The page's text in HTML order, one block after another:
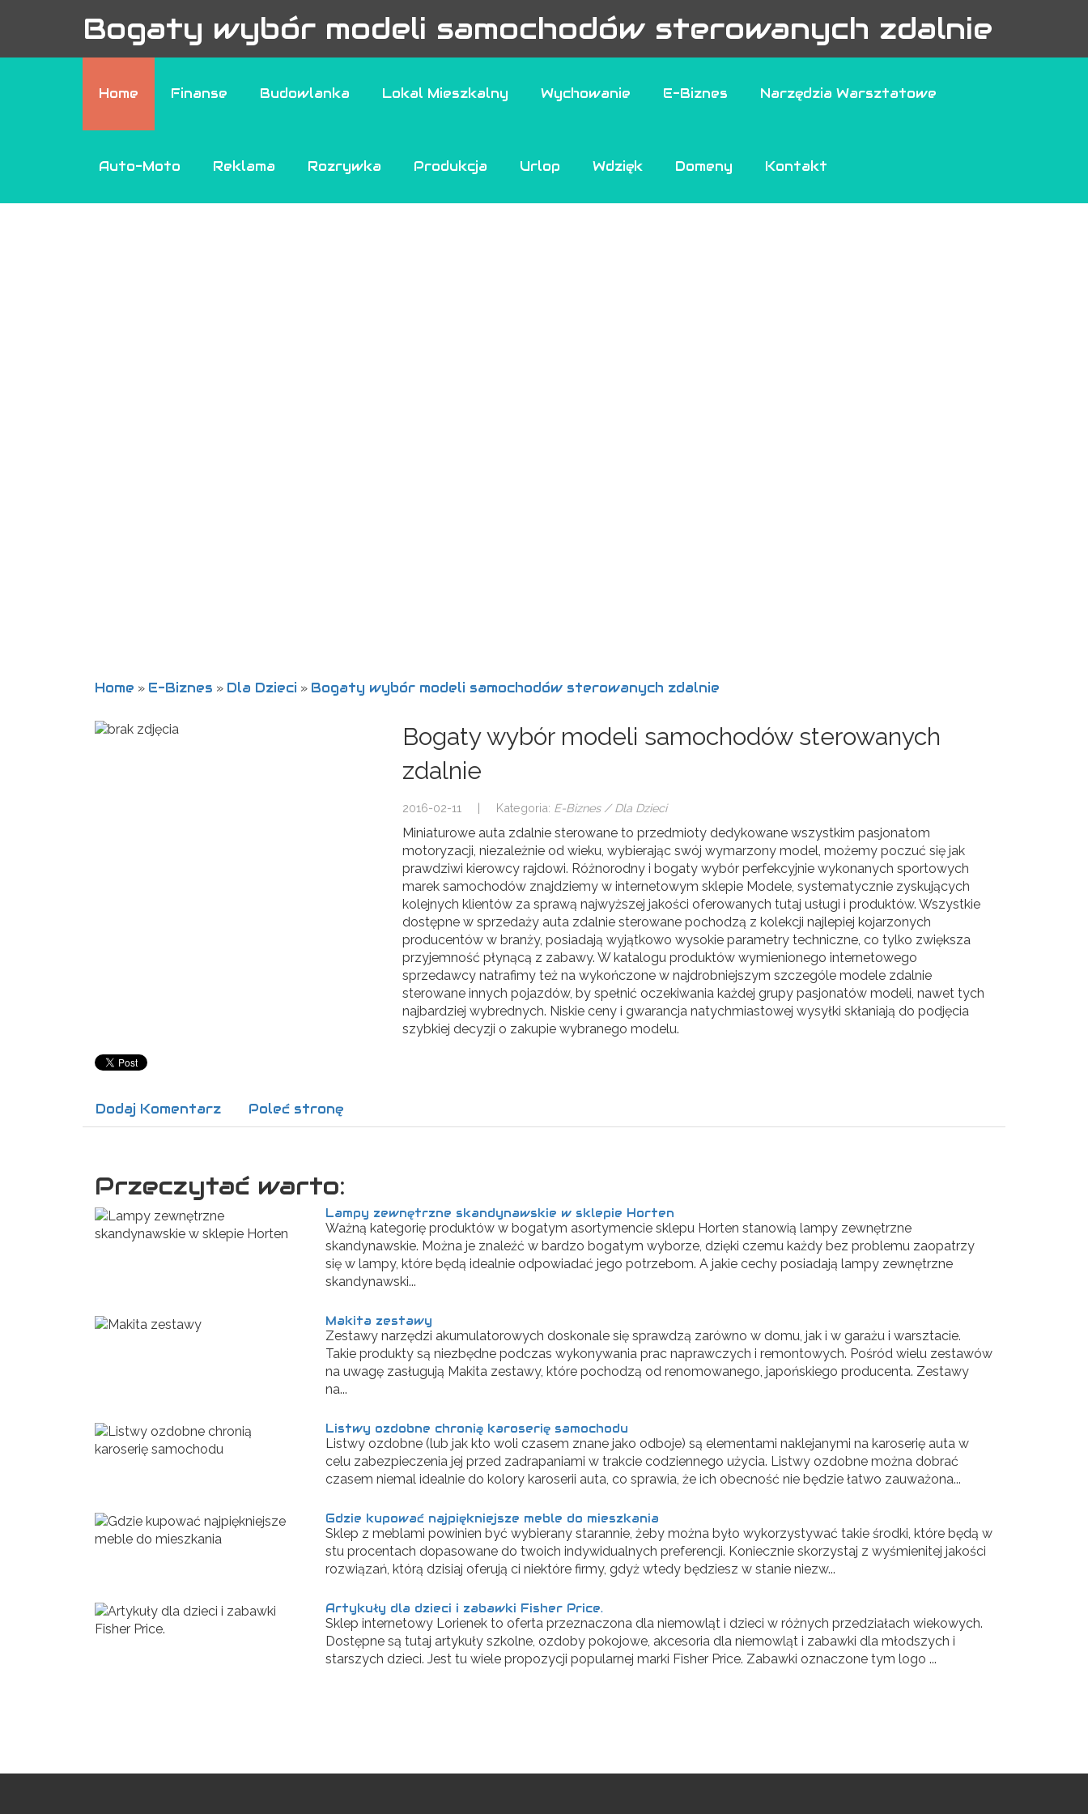
Bogaty wybór modeli samochodów sterowanych zdalnie
Home Finanse Budowlanka Lokal Mieszkalny Wychowanie E-Biznes Narzędzia Warsztatowe
Auto-Moto Reklama Rozrywka Produkcja Urlop Wdzięk Domeny Kontakt
Home » E-Biznes » Dla Dzieci » Bogaty wybór modeli samochodów sterowanych zdalnie
Bogaty wybór modeli samochodów sterowanych
zdalnie
2016-02-11 | Kategoria: E-Biznes / Dla Dzieci
Miniaturowe auta zdalnie sterowane to przedmioty dedykowane wszystkim pasjonatom
motoryzacji, niezależnie od wieku, wybierając swój wymarzony model, możemy poczuć się jak
prawdziwi kierowcy rajdowi. Różnorodny i bogaty wybór perfekcyjnie wykonanych sportowych
marek samochodów znajdziemy w internetowym sklepie Modele, systematycznie zyskujących
kolejnych klientów za sprawą najwyższej jakości oferowanych tutaj usługi i produktów. Wszystkie
dostępne w sprzedaży auta zdalnie sterowane pochodzą z kolekcji najlepiej kojarzonych
producentów w branży, posiadają wyjątkowo wysokie parametry techniczne, co tylko zwiększa
przyjemność płynącą z zabawy. W katalogu produktów wymienionego internetowego
sprzedawcy natrafimy też na wykończone w najdrobniejszym szczególe modele zdalnie
sterowane innych pojazdów, by spełnić oczekiwania każdej grupy pasjonatów modeli, nawet tych
najbardziej wybrednych. Niskie ceny i gwarancja natychmiastowej wysyłki skłaniają do podjęcia
szybkiej decyzji o zakupie wybranego modelu.
Dodaj Komentarz Poleć stronę
Przeczytać warto:
Lampy zewnętrzne skandynawskie w sklepie Horten
Ważną kategorię produktów w bogatym asortymencie sklepu Horten stanowią lampy zewnętrzne
skandynawskie. Można je znaleźć w bardzo bogatym wyborze, dzięki czemu każdy bez problemu zaopatrzy
się w lampy, które będą idealnie odpowiadać jego potrzebom. A jakie cechy posiadają lampy zewnętrzne
skandynawski...
Makita zestawy
Zestawy narzędzi akumulatorowych doskonale się sprawdzą zarówno w domu, jak i w garażu i warsztacie.
Takie produkty są niezbędne podczas wykonywania prac naprawczych i remontowych. Pośród wielu zestawów
na uwagę zasługują Makita zestawy, które pochodzą od renomowanego, japońskiego producenta. Zestawy
na...
Listwy ozdobne chronią karoserię samochodu
Listwy ozdobne (lub jak kto woli czasem znane jako odboje) są elementami naklejanymi na karoserię auta w
celu zabezpieczenia jej przed zadrapaniami w trakcie codziennego użycia. Listwy ozdobne można dobrać
czasem niemal idealnie do kolory karoserii auta, co sprawia, że ich obecność nie będzie łatwo zauważona...
Gdzie kupować najpiękniejsze meble do mieszkania
Sklep z meblami powinien być wybierany starannie, żeby można było wykorzystywać takie środki, które będą w
stu procentach dopasowane do twoich indywidualnych preferencji. Koniecznie skorzystaj z wyśmienitej jakości
rozwiązań, którą dzisiaj oferują ci niektóre firmy, gdyż wtedy będziesz w stanie niezw...
Artykuły dla dzieci i zabawki Fisher Price.
Sklep internetowy Lorienek to oferta przeznaczona dla niemowląt i dzieci w różnych przedziałach wiekowych.
Dostępne są tutaj artykuły szkolne, ozdoby pokojowe, akcesoria dla niemowląt i zabawki dla młodszych i
starszych dzieci. Jest tu wiele propozycji popularnej marki Fisher Price. Zabawki oznaczone tym logo ...